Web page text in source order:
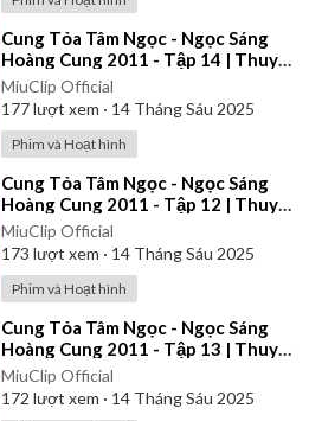
⁣Cung Tỏa Tâm Ngọc - Ngọc Sáng
Hoàng Cung 2011 - Tập 14 | Thuyết
Minh
MiuClip Official
177lượt xem · 14 Tháng Sáu 2025
Phim và Hoạt hình
⁣Cung Tỏa Tâm Ngọc - Ngọc Sáng
Hoàng Cung 2011 - Tập 12 | Thuyết
Minh
MiuClip Official
173 lượt xem · 14 Tháng Sáu 2025
Phim và Hoạt hình
⁣Cung Tỏa Tâm Ngọc - Ngọc Sáng
Hoàng Cung 2011 - Tập 13 | Thuyết
Minh
MiuClip Official
172 lượt xem · 14 Tháng Sáu 2025